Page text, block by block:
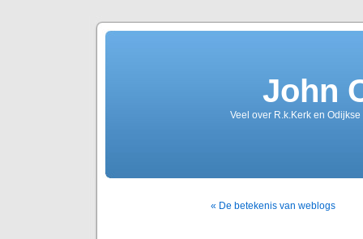
John
Veel over R.k.Kerk en
« De betekenis van weblogs